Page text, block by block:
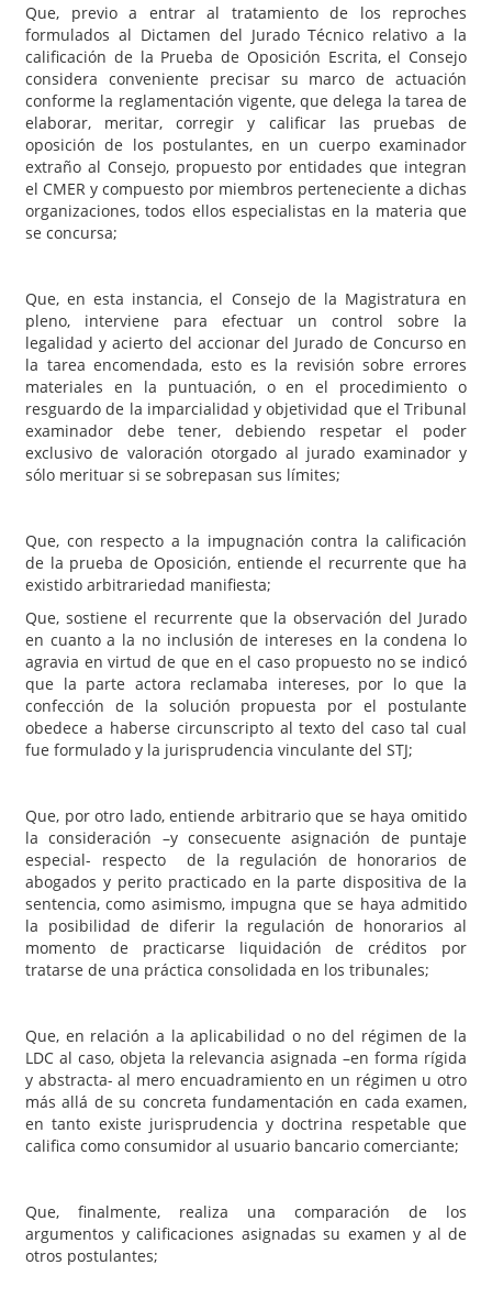
Que, previo a entrar al tratamiento de los reproches
formulados al Dictamen del Jurado Técnico relativo a la
calificación de la Prueba de Oposición Escrita, el Consejo
considera conveniente precisar su marco de actuación
conforme la reglamentación vigente, que delega la tarea de
elaborar, meritar, corregir y calificar las pruebas de
oposición de los postulantes, en un cuerpo examinador
extraño al Consejo, propuesto por entidades que integran
el CMER y compuesto por miembros perteneciente a dichas
organizaciones, todos ellos especialistas en la materia que
se concursa;
Que, en esta instancia, el Consejo de la Magistratura en
pleno, interviene para efectuar un control sobre la
legalidad y acierto del accionar del Jurado de Concurso en
la tarea encomendada, esto es la revisión sobre errores
materiales en la puntuación, o en el procedimiento o
resguardo de la imparcialidad y objetividad que el Tribunal
examinador debe tener, debiendo respetar el poder
exclusivo de valoración otorgado al jurado examinador y
sólo merituar si se sobrepasan sus límites;
Que, con respecto a la impugnación contra la calificación
de la prueba de Oposición, entiende el recurrente que ha
existido arbitrariedad manifiesta;
Que, sostiene el recurrente que la observación del Jurado
en cuanto a la no inclusión de intereses en la condena lo
agravia en virtud de que en el caso propuesto no se indicó
que la parte actora reclamaba intereses, por lo que la
confección de la solución propuesta por el postulante
obedece a haberse circunscripto al texto del caso tal cual
fue formulado y la jurisprudencia vinculante del STJ;
Que, por otro lado, entiende arbitrario que se haya omitido
la consideración –y consecuente asignación de puntaje
especial- respecto de la regulación de honorarios de
abogados y perito practicado en la parte dispositiva de la
sentencia, como asimismo, impugna que se haya admitido
la posibilidad de diferir la regulación de honorarios al
momento de practicarse liquidación de créditos por
tratarse de una práctica consolidada en los tribunales;
Que, en relación a la aplicabilidad o no del régimen de la
LDC al caso, objeta la relevancia asignada –en forma rígida
y abstracta- al mero encuadramiento en un régimen u otro
más allá de su concreta fundamentación en cada examen,
en tanto existe jurisprudencia y doctrina respetable que
califica como consumidor al usuario bancario comerciante;
Que, finalmente, realiza una comparación de los
argumentos y calificaciones asignadas su examen y al de
otros postulantes;